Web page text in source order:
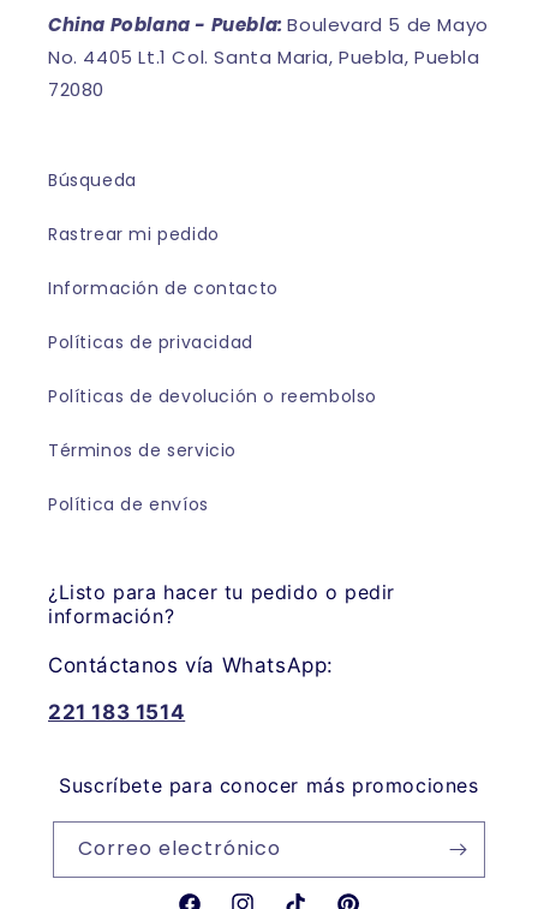
China Poblana - Puebla:Boulevard 5 de Mayo
No. 4405 Lt.1 Col. Santa Maria, Puebla, Puebla
72080
Búsqueda
Rastrear mi pedido
Información de contacto
Políticas de privacidad
Políticas de devolución o reembolso
Términos de servicio
Política de envíos
¿Listo para hacer tu pedido o pedir
información?
Contáctanos vía WhatsApp:
221 183 1514
Suscríbete para conocer más promociones
Correo electrónico